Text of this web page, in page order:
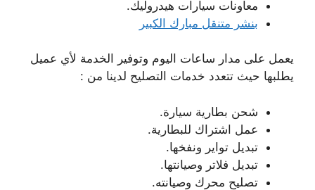
معاونات سيارات هيدروليك.
بنشر متنقل مبارك الكبير
يعمل على مدار ساعات اليوم وتوفير الخدمة لأي عميل
يطلبها حيث تتعدد خدمات التصليح لدينا من :
شحن بطارية سيارة.
عمل اشتراك للبطارية.
تبديل تواير ونفخها.
تبديل فلاتر وصيانتها.
تصليح محرك وصيانته.